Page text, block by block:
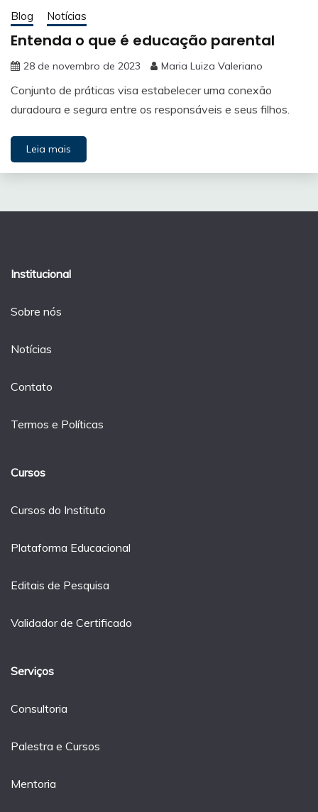
Blog Notícias
Entenda o que é educação parental
28 de novembro de 2023 Maria Luiza Valeriano
Conjunto de práticas visa estabelecer uma conexão
duradoura e segura entre os responsáveis e seus filhos.
Leia mais
Institucional
Sobre nós
Notícias
Contato
Termos e Políticas
Cursos
Cursos do Instituto
Plataforma Educacional
Editais de Pesquisa
Validador de Certificado
Serviços
Consultoria
Palestra e Cursos
Mentoria